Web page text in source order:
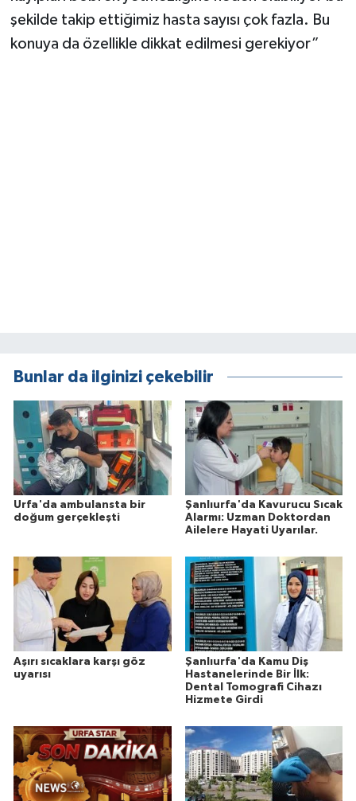
şekilde takip ettiğimiz hasta sayısı çok fazla. Bu
konuya da özellikle dikkat edilmesi gerekiyor”
Bunlar da ilginizi çekebilir
Urfa'da ambulansta bir
doğum gerçekleşti
Şanlıurfa'da Kavurucu Sıcak
Alarmı: Uzman Doktordan
Ailelere Hayati Uyarılar.
Aşırı sıcaklara karşı göz
uyarısı
Şanlıurfa'da Kamu Diş
Hastanelerinde Bir İlk:
Dental Tomografi Cihazı
Hizmete Girdi